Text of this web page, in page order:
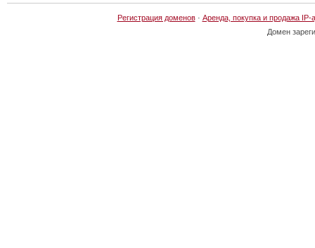
Регистрация доменов· Аренда, покупка и продажа IP-
Домен